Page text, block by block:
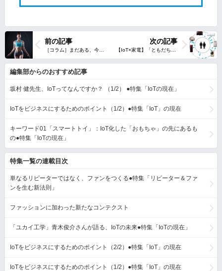
次の記事
前の記事
編集部からのおすすめ記事
坂村 健先生、IoTってなんですか？ （1/2） ●特集「IoTの現在」
IoTをビジネスにするためのポイント（1/2）●特集「IoT」の現在
キーワード01「スマートトイ」：IoT化した「おもちゃ」の先にあるも
の●特集「IoTの現在」
特集一覧の連載目次
単なるリピーターではなく、ファンをつくる●特集「リピーター＆ファ
ンを生む新法則」
ファッションに加わった新たなコンテクスト
「ユカイ工学」青木俊介さんが語る、IoTの未来●特集「IoTの現在」
IoTをビジネスにするためのポイント（2/2）●特集「IoT」の現在
IoTをビジネスにするためのポイント（1/2）●特集「IoT」の現在